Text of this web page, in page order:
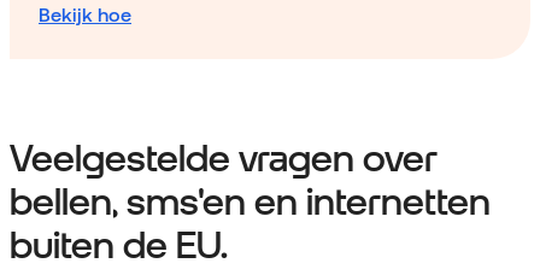
Bekijk hoe
Veelgestelde vragen over
bellen, sms'en en internetten
buiten de EU.